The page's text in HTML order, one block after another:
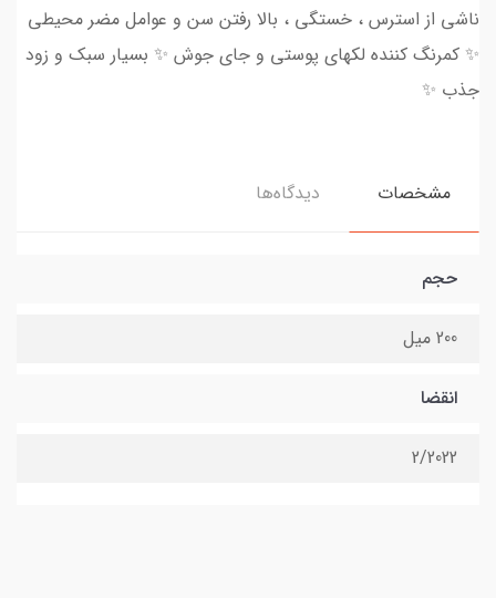
ناشی از استرس ، خستگی ، بالا رفتن سن و عوامل مضر محیطی
✨ کمرنگ کننده لکهای پوستی و جای جوش ✨ بسیار سبک و زود
جذب ✨
مشخصات دیدگاه‌ها
حجم
200 میل
انقضا
2/2022